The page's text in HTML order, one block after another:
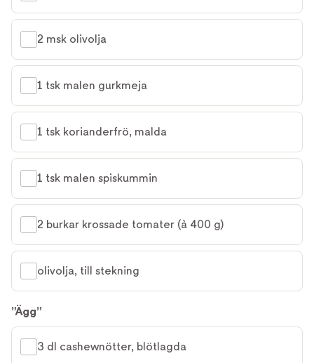
2 msk olivolja
1 tsk malen gurkmeja
1 tsk korianderfrö, malda
1 tsk malen spiskummin
2 burkar krossade tomater (à 400 g)
olivolja, till stekning
”Ägg”
3 dl cashewnötter, blötlagda